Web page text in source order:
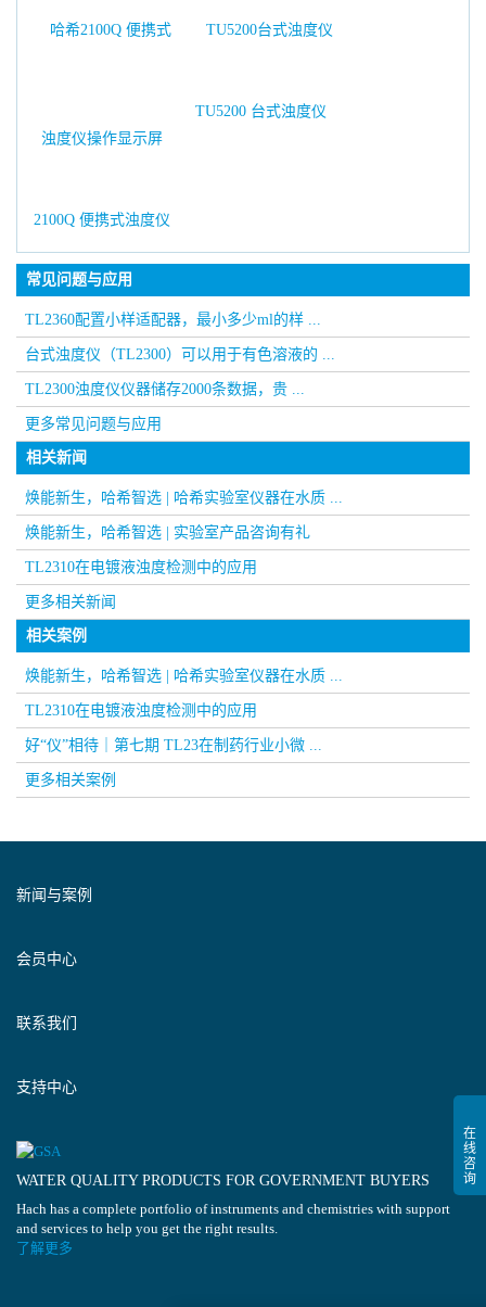
2100Q 便携式浊度仪
TU5200 台式浊度仪
常见问题与应用
TL2360配置小样适配器，最小多少ml的样 ...
台式浊度仪（TL2300）可以用于有色溶液的 ...
TL2300浊度仪仪器储存2000条数据，贵 ...
更多常见问题与应用
相关新闻
焕能新生，哈希智选 | 哈希实验室仪器在水质 ...
焕能新生，哈希智选 | 实验室产品咨询有礼
TL2310在电镀液浊度检测中的应用
更多相关新闻
相关案例
焕能新生，哈希智选 | 哈希实验室仪器在水质 ...
TL2310在电镀液浊度检测中的应用
好“仪”相待｜第七期 TL23在制药行业小微 ...
更多相关案例
新闻与案例
会员中心
联系我们
支持中心
WATER QUALITY PRODUCTS FOR GOVERNMENT BUYERS
Hach has a complete portfolio of instruments and chemistries with support
and services to help you get the right results.
了解更多